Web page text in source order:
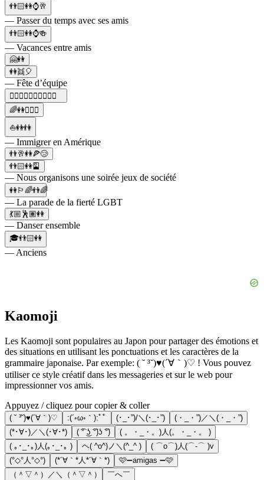
👬🏻👭⌚🥂
— Passer du temps avec ses amis
👬🏻👭⌚🍻
— Vacances entre amis
🤗👭
👭👯🎈
— Fête d’équipe
🏳️‍🌈👩‍❤️‍👩👨‍❤️‍👨👭👬
🌈👭👩‍❤️‍👩
⛵👭👫
— Immigrer en Amérique
👬🥂👭🍕😢
👬🏻👭🎴
— Nous organisons une soirée jeux de société
👭🏳️‍🌈👬🌈
— La parade de la fierté LGBT
💃🏼🕺🏽👭
— Danser ensemble
🎓👬🏻👭
— Anciens
Kaomoji
Les Kaomoji sont populaires au Japon pour partager des émotions et
des situations en utilisant les ponctuations et les caractères de la
grammaire japonaise. Par exemple: ( ˘ ³˘)♥(´∀｀)♡ ! Vous pouvez
utiliser ce style créatif dans les messageries et sur le web pour
impressionner vos amis.
Appuyez / cliquez pour copier & coller
( ˘ ³˘)♥(´∀｀)♡ :(´◦ω◦｀):ﾟﾟ (･_･”)/＼(･_･”)
(・_・”)／＼(・_・”)
(*･∀･)／＼(･∀･*)
( ͡° ͜ʖ ͡°)ʖ ͡°)
( 。・_・。)人(。・_・。 )
( ｡･_･｡)人(｡･_･｡ )
ヘ( ^o^)ノ＼(^_^ )
( ⌒o⌒)人(⌒-⌒ )v
(°◇°人°◇°)
(*´∀｀*人*´∀｀*)
🩷➖amigas ➖🩷
（＾▽＾）／＼（＾▽＾）
￣へ￣